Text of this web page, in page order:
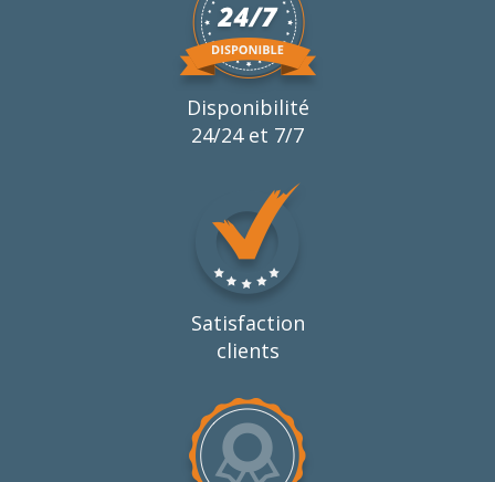
Disponibilité
24/24 et 7/7
Satisfaction
clients